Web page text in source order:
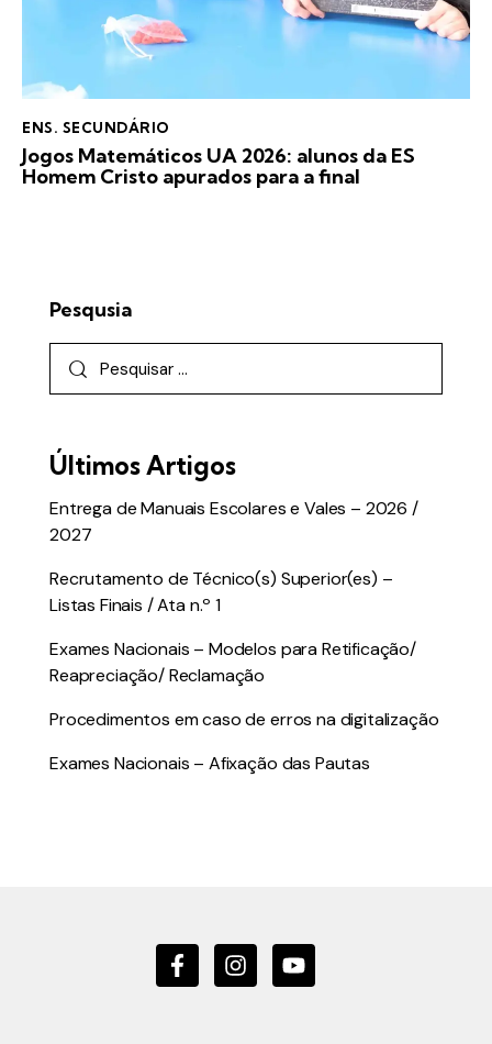
ENS. SECUNDÁRIO
Jogos Matemáticos UA 2026: alunos da ES
Homem Cristo apurados para a final
Pesqusia
Últimos Artigos
Entrega de Manuais Escolares e Vales – 2026 /
2027
Recrutamento de Técnico(s) Superior(es) –
Listas Finais / Ata n.º 1
Exames Nacionais – Modelos para Retificação/
Reapreciação/ Reclamação
Procedimentos em caso de erros na digitalização
Exames Nacionais – Afixação das Pautas